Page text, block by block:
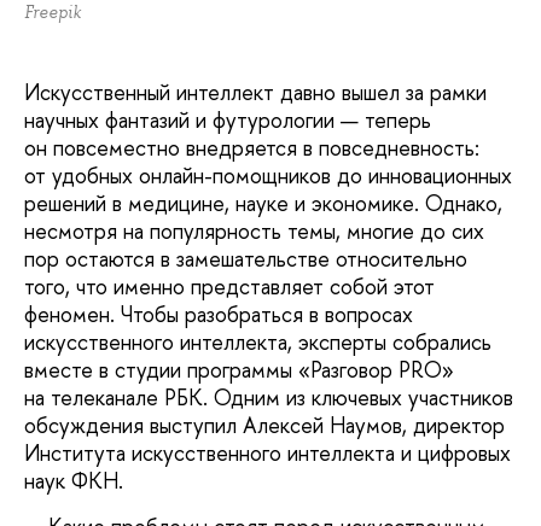
Freepik
Искусственный интеллект давно вышел за рамки
научных фантазий и футурологии — теперь
он повсеместно внедряется в повседневность:
от удобных онлайн-помощников до инновационных
решений в медицине, науке и экономике. Однако,
несмотря на популярность темы, многие до сих
пор остаются в замешательстве относительно
того, что именно представляет собой этот
феномен. Чтобы разобраться в вопросах
искусственного интеллекта, эксперты собрались
вместе в студии программы «Разговор PRO»
на телеканале РБК. Одним из ключевых участников
обсуждения выступил Алексей Наумов, директор
Института искусственного интеллекта и цифровых
наук ФКН.